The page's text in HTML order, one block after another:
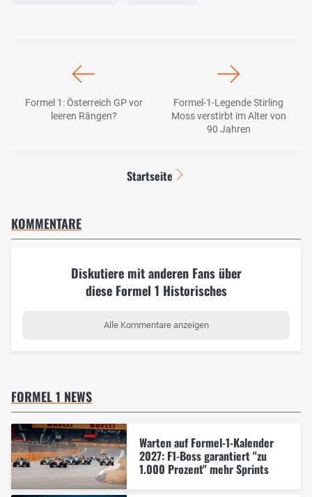
Formel 1: Österreich GP vor
leeren Rängen?
Formel-1-Legende Stirling
Moss verstirbt im Alter von
90 Jahren
Startseite
KOMMENTARE
Diskutiere mit anderen Fans über
diese Formel 1 Historisches
Alle Kommentare anzeigen
FORMEL 1 NEWS
Warten auf Formel-1-Kalender
2027: F1-Boss garantiert "zu
1.000 Prozent" mehr Sprints